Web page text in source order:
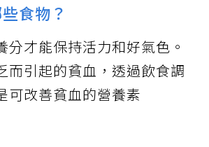
食物？
分才能保持活力和好氣色。
而引起的貧血，透過飲食調
可改善貧血的營養素